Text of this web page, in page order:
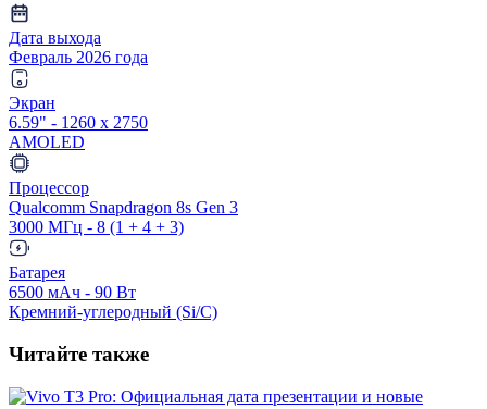
Дата выхода
Февраль 2026 года
Экран
6.59" - 1260 x 2750
AMOLED
Процессор
Qualcomm Snapdragon 8s Gen 3
3000 МГц - 8 (1 + 4 + 3)
Батарея
6500 мАч - 90 Вт
Кремний-углеродный (Si/C)
Читайте также